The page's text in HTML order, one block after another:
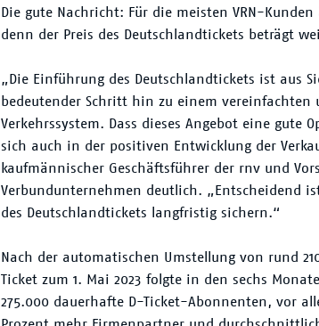
Die gute Nachricht: Für die meisten VRN-
denn der Preis des Deutschlandtickets beträgt
„Die Einführung des Deutschlandtickets ist aus
bedeutender Schritt hin zu einem
Verkehrssystem. Dass dieses Angebot eine gute
sich auch in der positiven Entwicklung der
kaufmännischer Geschäftsführer der rnv und
Verbundunternehmen deutlich. „Entscheidend
des Deutschlandtickets langfristig sichern.“
Nach der automatischen Umstellung von rund
Ticket zum 1. Mai 2023 folgte in den sechs
275.000 dauerhafte D-Ticket-Abonnenten, vor